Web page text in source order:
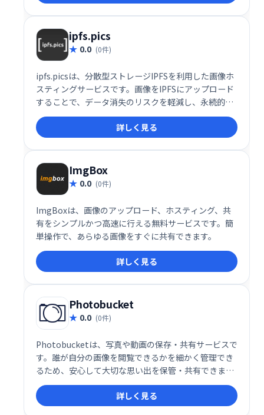
ipfs.pics
0.0 (0件)
ipfs.picsは、分散型ストレージIPFSを利用した画像ホ
スティングサービスです。画像をIPFSにアップロード
することで、データ消失のリスクを軽減し、永続的な
保存を実現します。サーバーダウンの心配もなく、安
心して画像を管理できます。
詳しく見る
ImgBox
0.0 (0件)
ImgBoxは、画像のアップロード、ホスティング、共
有をシンプルかつ高速に行える無料サービスです。簡
単操作で、あらゆる画像をすぐに共有できます。
詳しく見る
Photobucket
0.0 (0件)
Photobucketは、写真や動画の保存・共有サービスで
す。誰が自分の画像を閲覧できるかを細かく管理でき
るため、安心して大切な思い出を保管・共有できま
す。プライバシー設定も充実しており、安心してご利
用いただけます。
詳しく見る